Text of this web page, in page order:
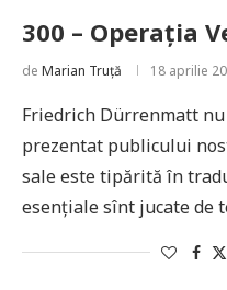
300 – Operația
de Marian Truță 18 aprilie
Friedrich Dürrenmatt
prezentat publicului
sale este tipărită în
esențiale sînt jucate de